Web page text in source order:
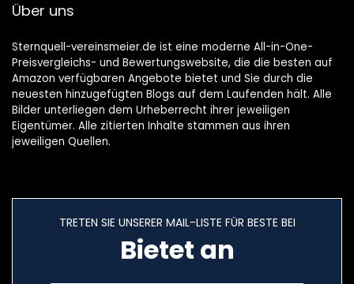
Über uns
Sternquell-vereinsmeier.de ist eine moderne All-in-One-
Preisvergleichs- und Bewertungswebsite, die die besten auf
Amazon verfügbaren Angebote bietet und Sie durch die
neuesten hinzugefügten Blogs auf dem Laufenden hält. Alle
Bilder unterliegen dem Urheberrecht ihrer jeweiligen
Eigentümer. Alle zitierten Inhalte stammen aus ihren
jeweiligen Quellen.
TRETEN SIE UNSERER MAIL-LISTE FÜR BESTE BEI
Bietet an